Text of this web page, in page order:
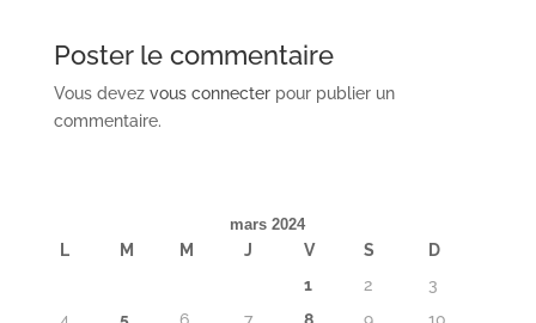
Poster le commentaire
Vous devez vous connecterpour publier un
commentaire.
mars 2024
L M M J V S
D
1
2
3